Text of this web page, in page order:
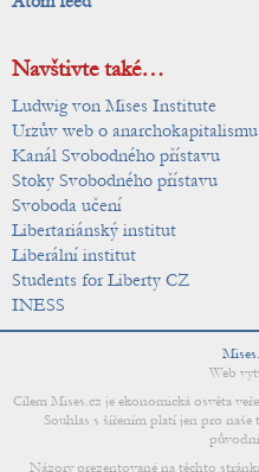
Navštivte také…
Ludwig von Mises Institute
Urzův web o anarchokapitalismu
Kanál Svobodného přístavu
Stoky Svobodného přístavu
Svoboda učení
Libertariánský institut
Liberální institut
Students for Liberty CZ
INESS
Web
Cílem Mises.cz je ekonomická osvěta
Souhlas s šířením platí jen pro
Názory prezentované na těchto